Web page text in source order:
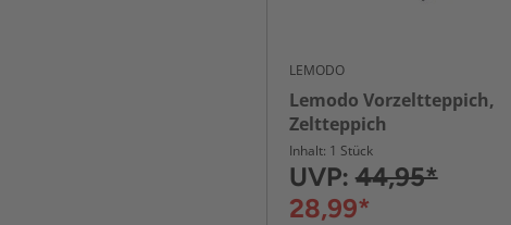
LEMODO
Lemodo Vorzeltteppich,
Zeltteppich
Inhalt: 1 Stück
UVP:44,95*
28,99*